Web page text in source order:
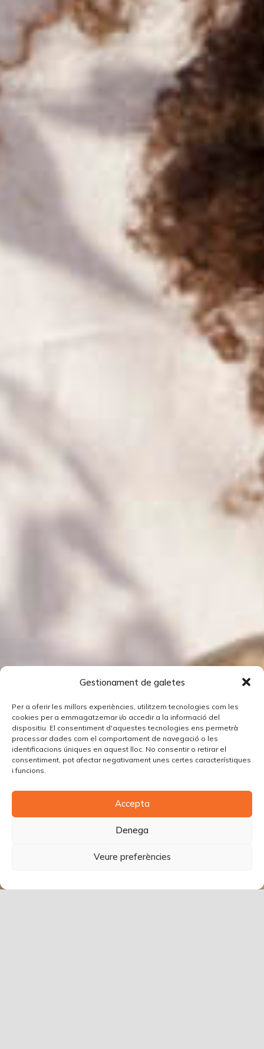
Gestionament de galetes
Per a oferir les millors experiències, utilitzem tecnologies com les
cookies per a emmagatzemar i/o accedir a la informació del
dispositiu. El consentiment d'aquestes tecnologies ens permetrà
processar dades com el comportament de navegació o les
identificacions úniques en aquest lloc. No consentir o retirar el
consentiment, pot afectar negativament unes certes característiques
i funcions.
Accepta
Denega
Veure preferències